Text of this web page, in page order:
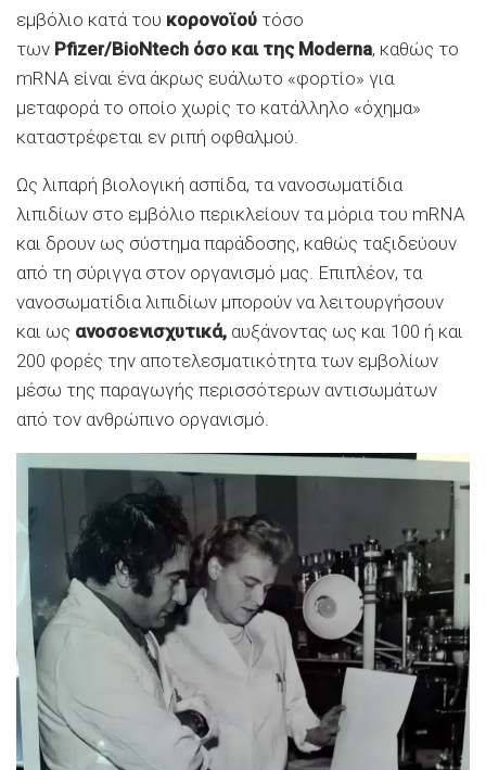
εμβόλιο κατά του κορονοϊού τόσο
των Pfizer/BioNtech όσο και της Moderna, καθώς το
mRNA είναι ένα άκρως ευάλωτο «φορτίο» για
μεταφορά το οποίο χωρίς το κατάλληλο «όχημα»
καταστρέφεται εν ριπή οφθαλμού.
Ως λιπαρή βιολογική ασπίδα, τα νανοσωματίδια
λιπιδίων στο εμβόλιο περικλείουν τα μόρια του mRΝΑ
και δρουν ως σύστημα παράδοσης, καθώς ταξιδεύουν
από τη σύριγγα στον οργανισμό μας. Επιπλέον, τα
νανοσωματίδια λιπιδίων μπορούν να λειτουργήσουν
και ως ανοσοενισχυτικά, αυξάνοντας ως και 100 ή και
200 φορές την αποτελεσματικότητα των εμβολίων
μέσω της παραγωγής περισσότερων αντισωμάτων
από τον ανθρώπινο οργανισμό.